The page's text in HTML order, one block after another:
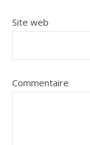
Site web
Commentaire